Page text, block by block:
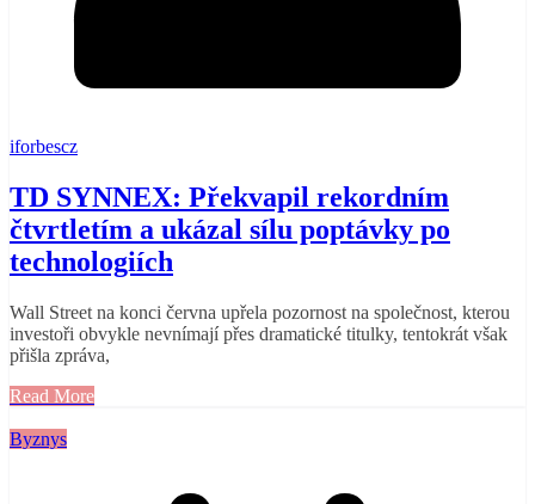
iforbescz
TD SYNNEX: Překvapil rekordním
čtvrtletím a ukázal sílu poptávky po
technologiích
Wall Street na konci června upřela pozornost na společnost, kterou
investoři obvykle nevnímají přes dramatické titulky, tentokrát však
přišla zpráva,
Read More
Byznys